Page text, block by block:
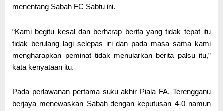
menentang Sabah FC Sabtu ini.
“Kami begitu kesal dan berharap berita yang tidak tepat itu
tidak berulang lagi selepas ini dan pada masa sama kami
mengharapkan peminat tidak menularkan berita palsu itu,”
kata kenyataan itu.
Pada perlawanan pertama suku akhir Piala FA, Terengganu
berjaya menewaskan Sabah dengan keputusan 4-0 namun